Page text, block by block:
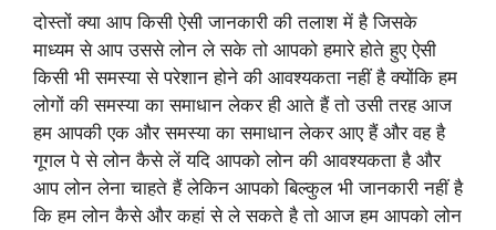
दोस्तों क्या आप किसी ऐसी जानकारी की तलाश में है जिसके
माध्यम से आप उससे लोन ले सके तो आपको हमारे होते हुए ऐसी
किसी भी समस्या से परेशान होने की आवश्यकता नहीं है क्योंकि हम
लोगों की समस्या का समाधान लेकर ही आते हैं तो उसी तरह आज
हम आपकी एक और समस्या का समाधान लेकर आए हैं और वह है
गूगल पे से लोन कैसे लें यदि आपको लोन की आवश्यकता है और
आप लोन लेना चाहते हैं लेकिन आपको बिल्कुल भी जानकारी नहीं है
कि हम लोन कैसे और कहां से ले सकते है तो आज हम आपको लोन